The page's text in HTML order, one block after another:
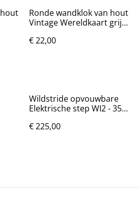
Ronde wandklok van hout
Vintage Wereldkaart grijs
€ 22,00
Wildstride opvouwbare
Elektrische step WI2 - 350
€ 225,00